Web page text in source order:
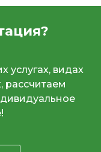
услугах, видах
рассчитаем